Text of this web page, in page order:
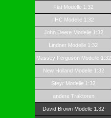
Fiat Modelle 1:32
IHC Modelle 1:32
John Deere Modelle 1:32
Lindner Modelle 1:32
Massey Ferguson Modelle 1:32
New Holland Modelle 1:32
Steyr Modelle 1:32
andere Traktoren
David Brown Modelle 1:32